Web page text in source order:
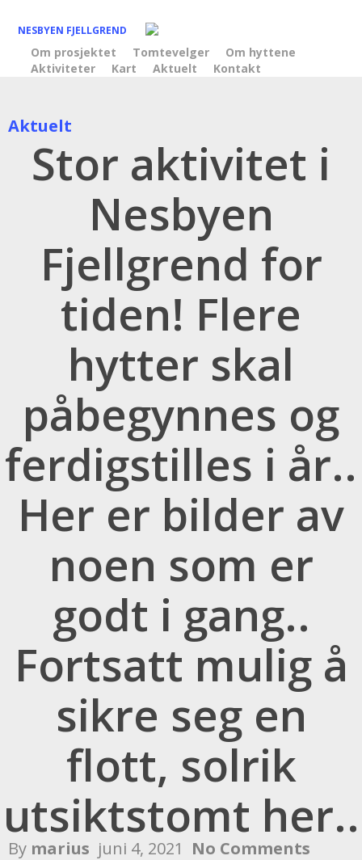
content
NESBYEN FJELLGREND
Om prosjektet Tomtevelger
Om hyttene
Aktiviteter
Kart Aktuelt Kontakt
Aktuelt
Stor aktivitet i
Nesbyen
Fjellgrend for
tiden! Flere
hytter skal
påbegynnes og
ferdigstilles i år..
Her er bilder av
noen som er
godt i gang..
Fortsatt mulig å
sikre seg en
flott, solrik
utsiktstomt her..
By marius juni 4, 2021 No Comments